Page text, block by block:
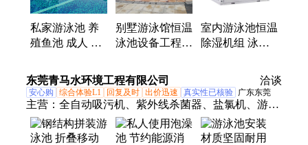
水处理设备、恒温除湿热泵、恒温水疗泡池
私家游泳池 养
殖鱼池 成人 泳
上博康体
别墅游泳馆恒温
泳池设备工程
效施工团队
室内游泳池恒温
除湿机组 泳池
东莞青马水环境工程有限公司 洽谈
安心购 综合体验L1 回复及时 出价迅速 真实性已核验 广东东莞
主营： 全自动吸污机、紫外线杀菌器、盐氯机、游泳
池工程、游泳池设备、游泳池设计、游泳池施工、别
墅游泳池工程、别墅游泳池设备、游泳池跳台、游泳